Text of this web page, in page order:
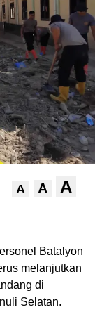
A A A
Batalyon
melanjutkan
di
Selatan.